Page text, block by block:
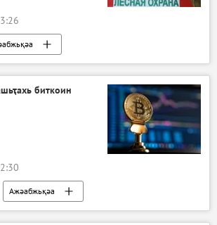
биткоин
Ажәабжьқәа